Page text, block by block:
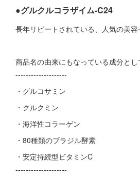
●グルクルコラザイム-C24
長年リピートされている、人気の美容
商品名の由来にもなっている成分とし
--------------------
・グルコサミン
・クルクミン
・海洋性コラーゲン
・80種類のブラジル酵素
・安定持続型ビタミンC
--------------------